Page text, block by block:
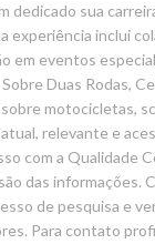
dedicado sua
experiência inclui
em eventos
Duas Rodas,
motocicletas,
relevante e
com a Qualidade
das informações.
de pesquisa e
Para contato